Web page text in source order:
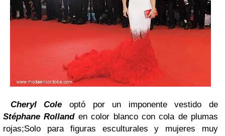
Cheryl Cole optó por un imponente vestido de
Stéphane Rollanden color blanco con cola de plumas
rojas;Solo para figuras esculturales y mujeres muy